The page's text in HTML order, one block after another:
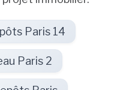
Paris 14
Paris 2